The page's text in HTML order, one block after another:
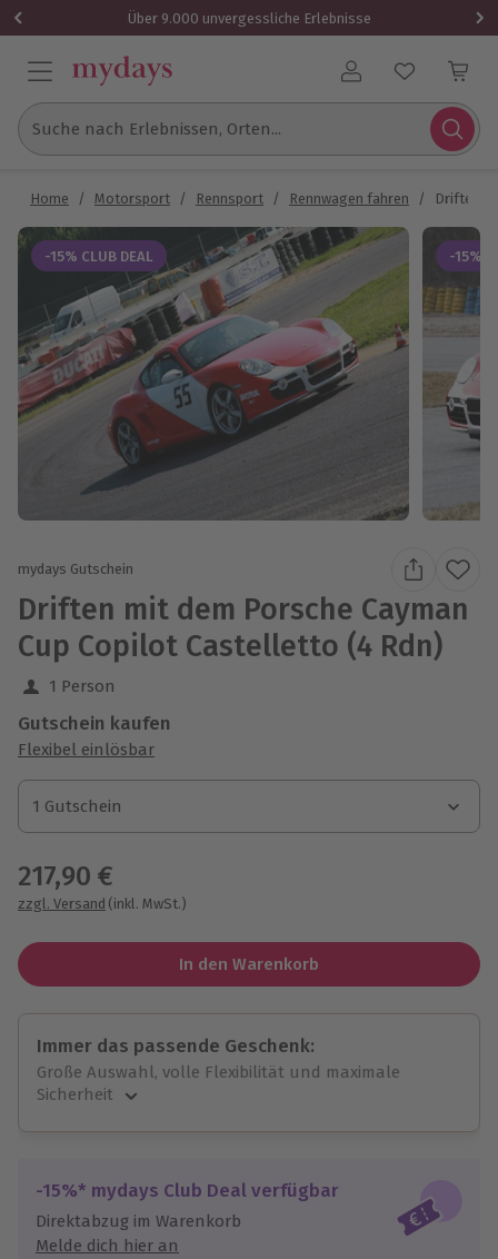
Über 9.000 unvergessliche Erlebnisse
Benutzerkonto
Suche nach Erlebnissen, Orten...
Home / Motorsport / Rennsport / Rennwagen fahren / Driften
-15% CLUB DEAL -15%
mydays Gutschein
Driften mit dem Porsche Cayman
Cup Copilot Castelletto (4 Rdn)
1 Person
Gutschein kaufen
Flexibel einlösbar
1 Gutschein
1 Gutschein
1 Gutschein
217,90 €
zzgl. Versand (inkl. MwSt.)
In den Warenkorb
Immer das passende Geschenk:
Große Auswahl, volle Flexibilität und maximale
Sicherheit
Jeder Gutschein für alle Erlebnisse einlösbar.
Maximale Sicherheit
3 Jahre gültig & verlängerbar.
-15%* mydays Club Deal verfügbar
Direktabzug im Warenkorb
Melde dich hier an